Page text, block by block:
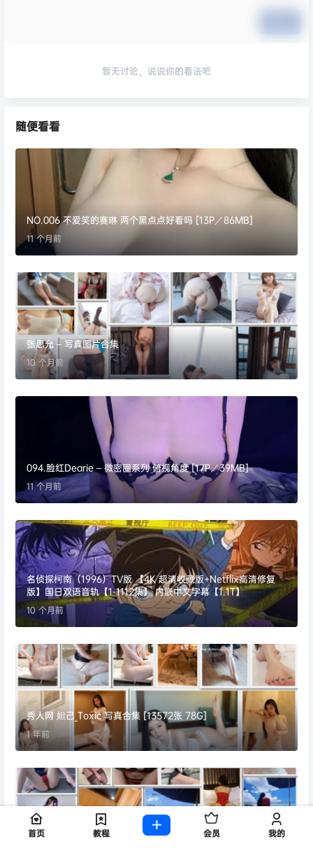
暂无讨论，说说你的看法吧
随便看看
NO.006 不爱笑的赛琳 两个黑点点好看吗 [13P／86MB]
11 个月前
张思允 – 写真图片合集
10 个月前
094.脸红Dearie – 微密圈系列 俯视角度 [17P／39MB]
11 个月前
名侦探柯南（1996）TV版 【4K 超清收藏版+Netflix高清修复
版】国日双语音轨【1-1112集】 内嵌中文字幕【1.1T】
10 个月前
秀人网 妲己_Toxic 写真合集 [13572张 78G]
1 年前
【秘语空间】抖音可可西合集【893P 147V 4.4G】
首页 教程 会员 我的